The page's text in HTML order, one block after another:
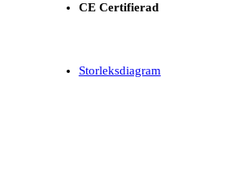
CE Certifierad
Storleksdiagram